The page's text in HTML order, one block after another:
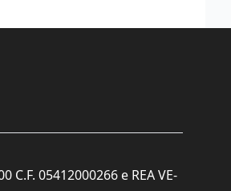
05412000266 e REA VE-